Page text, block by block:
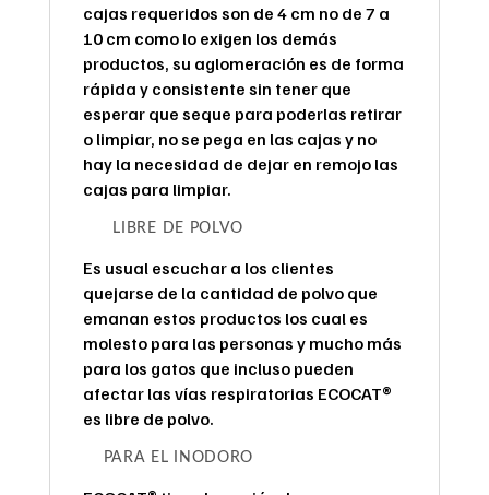
cajas requeridos son de 4 cm no de 7 a
10 cm como lo exigen los demás
productos, su aglomeración es de forma
rápida y consistente sin tener que
esperar que seque para poderlas retirar
o limpiar, no se pega en las cajas y no
hay la necesidad de dejar en remojo las
cajas para limpiar.
LIBRE DE POLVO
Es usual escuchar a los clientes
quejarse de la cantidad de polvo que
emanan estos productos los cual es
molesto para las personas y mucho más
para los gatos que incluso pueden
afectar las vías respiratorias ECOCAT®
es libre de polvo.
PARA EL INODORO